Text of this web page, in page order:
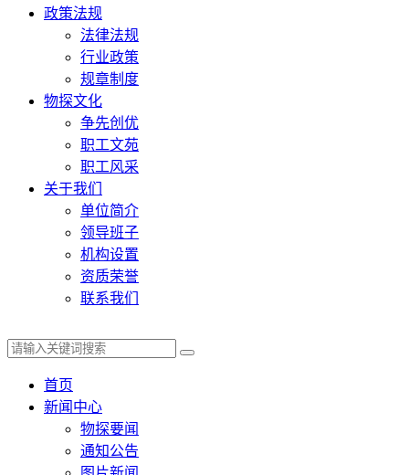
政策法规
法律法规
行业政策
规章制度
物探文化
争先创优
职工文苑
职工风采
关于我们
单位简介
领导班子
机构设置
资质荣誉
联系我们
首页
新闻中心
物探要闻
通知公告